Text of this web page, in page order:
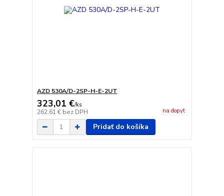
AZD 530A/D-2SP-H-E-2UT
323,01 €/ks
262,61 € bez DPH na dopyt
Pridať do košíka